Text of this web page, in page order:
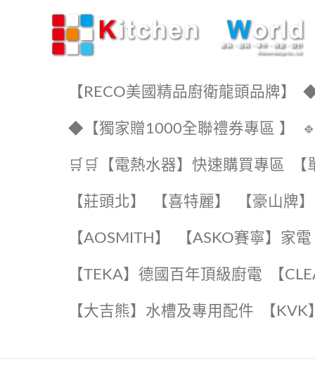
【RECO美國精品廚衛龍頭品牌】 ◆
◆【獨家贈1000全聯禮券專區 】
🛒🛒【電熱水器】快速購買專區
【莊頭北】 【喜特麗】 【豪山牌】
【AOSMITH】 【ASKO賽寧】家電
️【TEKA】️德國百年頂級廚電 【
【大吉熊】水槽及專用配件 【